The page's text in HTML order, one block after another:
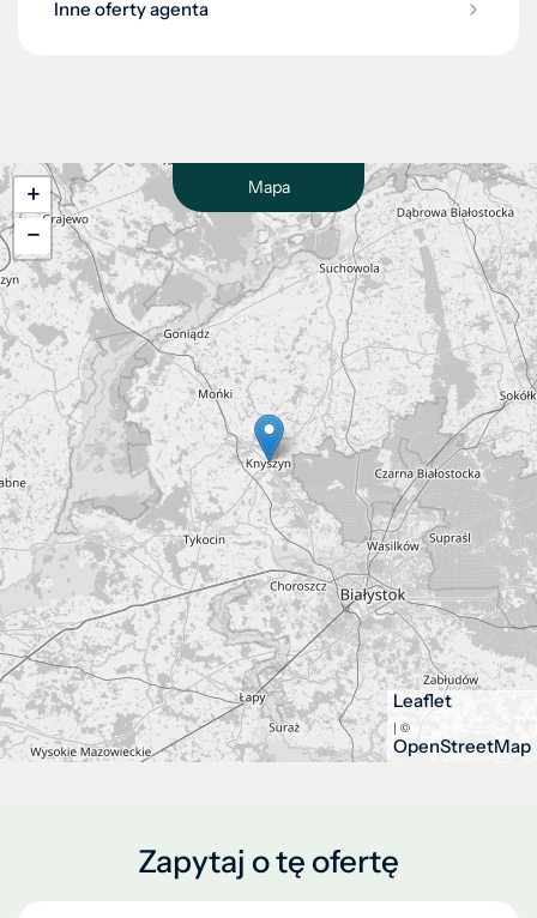
Inne oferty agenta
Mapa
+
−
Leaflet
| ©
OpenStreetMap
Zapytaj o tę ofertę